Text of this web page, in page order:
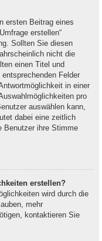
ersten Beitrag eines
erstellen“
Sollten Sie diesen
nicht die
einen Titel und
Felder
in einer
pro
auswählen kann,
dabei eine zeitlich
Benutzer ihre Stimme
erstellen?
wird durch die
mehr
kontaktieren Sie